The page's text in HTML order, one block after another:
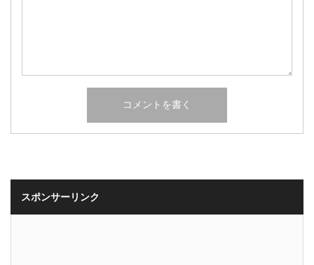
スポンサーリンク